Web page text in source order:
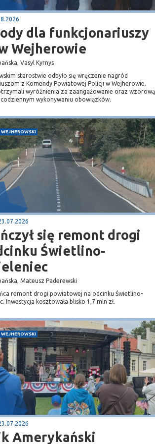
dla funkcjonariuszy
Wejherowie
Vasyl Kyrnys
starostwie odbyło się wręczenie nagród
z Komendy Powiatowej Policji w Wejherowie.
wyróżnienia za zaangażowanie oraz wzorową
wykonywaniu obowiązków.
się remont drogi
Świetlino-
Mateusz Paderewski
remont drogi powiatowej na odcinku Świetlino-
Inwestycja kosztowała blisko 1,7 mln zł.
Amerykański
Sopot
plaża